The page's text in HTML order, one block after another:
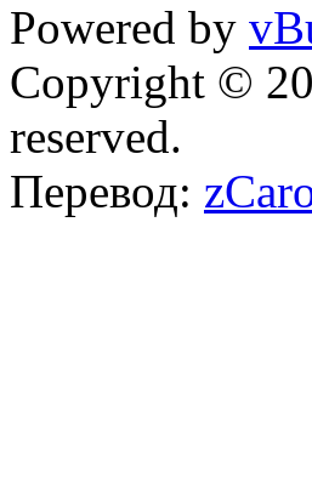
Powered by
Copyright ©
reserved.
Перевод: